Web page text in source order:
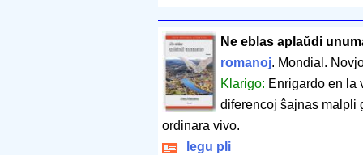
Ne eblas aplaŭdi
romanoj. Mondial.
Klarigo: Enrigardo en la
diferencoj ŝajnas malpli
ordinara vivo.
legu pli